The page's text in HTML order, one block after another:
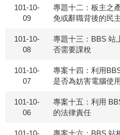
101-10-
09
專題十二：板主之
免或辭職背後的民
101-10-
08
專題十三：BBS 站
否需要課稅
101-10-
07
專案十四：利用
是否為妨害電腦使
101-10-
06
專案十五：利用
的法律責任
101-10-
專案十六：BBS 站